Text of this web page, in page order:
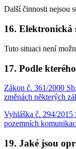
Další činnosti nejsou
16. Elektronická
Tuto situaci není
17. Podle
Zákon č. 361/2000
změnách některých
Vyhláška č. 294/2015
pozemních
19. Jaké jsou